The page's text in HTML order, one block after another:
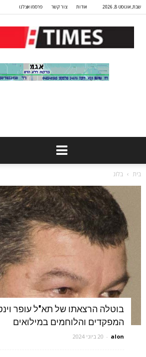
שבת, אוגוסט 8, 2026 אודות צור קשר פרסמו אצלנו
בית בלוג
בוטלה הרצאתו של תא"ל עופר
המפקדים והלוחמים במילואים
alon
- 20 ביוני 2024